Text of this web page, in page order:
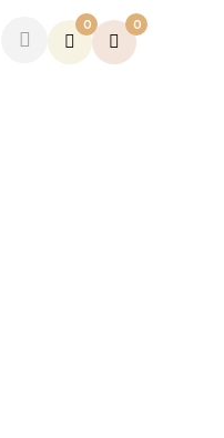
0 0